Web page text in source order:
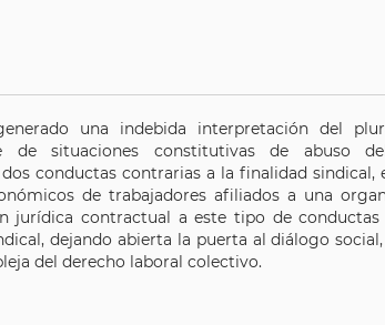
una indebida interpretación del
de situaciones constitutivas de abuso
conductas contrarias a la finalidad
de trabajadores afiliados a una
jurídica contractual a este tipo de
dejando abierta la puerta al diálogo
del derecho laboral colectivo.